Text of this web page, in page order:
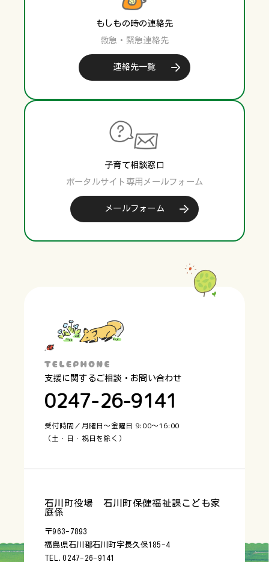
もしもの時の連絡先
救急・緊急連絡先
連絡先一覧
子育て相談窓口
ポータルサイト専用メールフォーム
メールフォーム
支援に関するご相談・お問い合わせ
0247-26-9141
受付時間／月曜日〜金曜日 9:00〜16:00
（土・日・祝日を除く）
石川町役場 石川町保健福祉課こども家
庭係
〒963-7893
福島県石川郡石川町字長久保185-4
TEL.0247-26-9141